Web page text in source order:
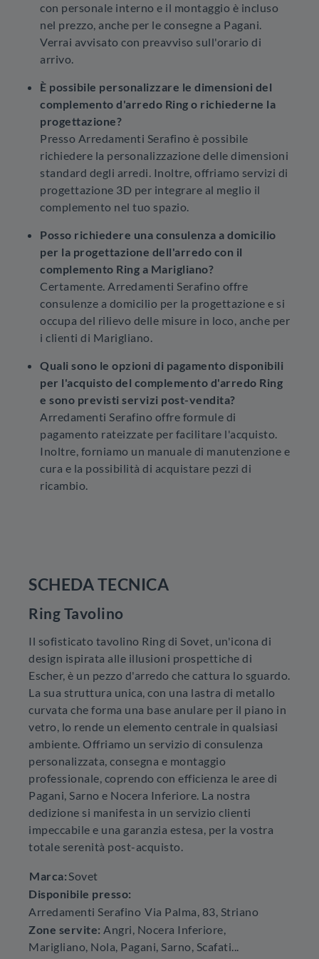
con personale interno e il montaggio è incluso
nel prezzo, anche per le consegne a Pagani.
Verrai avvisato con preavviso sull'orario di
arrivo.
È possibile personalizzare le dimensioni del
complemento d'arredo Ring o richiederne la
progettazione?
Presso Arredamenti Serafino è possibile
richiedere la personalizzazione delle dimensioni
standard degli arredi. Inoltre, offriamo servizi di
progettazione 3D per integrare al meglio il
complemento nel tuo spazio.
Posso richiedere una consulenza a domicilio
per la progettazione dell'arredo con il
complemento Ring a Marigliano?
Certamente. Arredamenti Serafino offre
consulenze a domicilio per la progettazione e si
occupa del rilievo delle misure in loco, anche per
i clienti di Marigliano.
Quali sono le opzioni di pagamento disponibili
per l'acquisto del complemento d'arredo Ring
e sono previsti servizi post-vendita?
Arredamenti Serafino offre formule di
pagamento rateizzate per facilitare l'acquisto.
Inoltre, forniamo un manuale di manutenzione e
cura e la possibilità di acquistare pezzi di
ricambio.
SCHEDA TECNICA
Ring Tavolino
Il sofisticato tavolino Ring di Sovet, un'icona di
design ispirata alle illusioni prospettiche di
Escher, è un pezzo d'arredo che cattura lo sguardo.
La sua struttura unica, con una lastra di metallo
curvata che forma una base anulare per il piano in
vetro, lo rende un elemento centrale in qualsiasi
ambiente. Offriamo un servizio di consulenza
personalizzata, consegna e montaggio
professionale, coprendo con efficienza le aree di
Pagani, Sarno e Nocera Inferiore. La nostra
dedizione si manifesta in un servizio clienti
impeccabile e una garanzia estesa, per la vostra
totale serenità post-acquisto.
Marca:Sovet
Disponibile presso:
Arredamenti Serafino Via Palma, 83, Striano
Zone servite: Angri, Nocera Inferiore,
Marigliano, Nola, Pagani, Sarno, Scafati...